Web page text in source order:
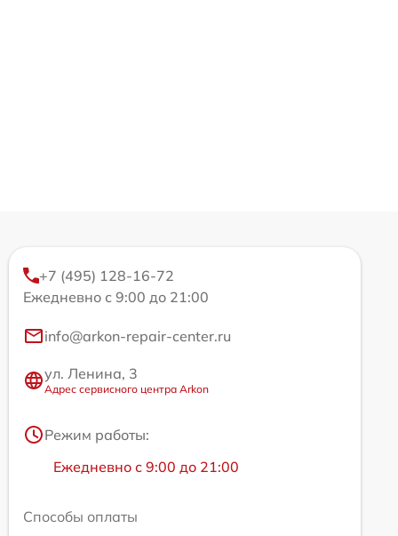
+7 (495) 128-16-72
Ежедневно с 9:00 до 21:00
info@arkon-repair-center.ru
ул. Ленина, 3
Адрес сервисного центра Arkon
Режим работы:
Ежедневно с 9:00 до 21:00
Способы оплаты